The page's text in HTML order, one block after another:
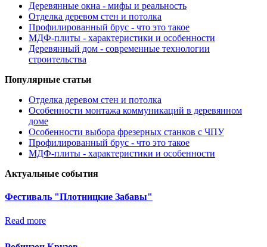
Деревянные окна - мифы и реальность
Отделка деревом стен и потолка
Профилированный брус - что это такое
МДФ-плиты - характеристики и особенности
Деревянный дом - современные технологии
строительства
Популярные статьи
Отделка деревом стен и потолка
Особенности монтажа коммуникаций в деревянном
доме
Особенности выбора фрезерных станков с ЧПУ
Профилированный брус - что это такое
МДФ-плиты - характеристики и особенности
Актуальные события
Фестиваль "Плотницкие Забавы"
Read more